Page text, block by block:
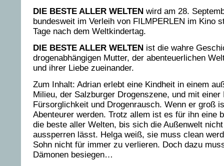
DIE BESTE ALLER WELTEN wird am 28.
bundesweit im Verleih von FILMPERLEN im Kino
Tage nach dem Weltkindertag.
DIE BESTE ALLER WELTEN ist die wahre
drogenabhängigen Mutter, der abenteuerlichen
und ihrer Liebe zueinander.
Zum Inhalt: Adrian erlebt eine Kindheit in einem
Milieu, der Salzburger Drogenszene, und mit
Fürsorglichkeit und Drogenrausch. Wenn er groß
Abenteurer werden. Trotz allem ist es für ihn eine
die beste aller Welten, bis sich die Außenwelt
aussperren lässt. Helga weiß, sie muss clean
Sohn nicht für immer zu verlieren. Doch dazu
Dämonen besiegen…